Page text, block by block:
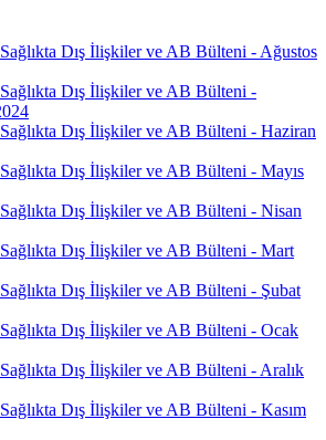
Sağlıkta Dış İlişkiler ve AB Bülteni - Ağustos
Sağlıkta Dış İlişkiler ve AB Bülteni -
Sağlıkta Dış İlişkiler ve AB Bülteni - Haziran
Dış İlişkiler ve AB Bülteni - Mayıs
Sağlıkta Dış İlişkiler ve AB Bülteni - Nisan
Sağlıkta Dış İlişkiler ve AB Bülteni - Mart
Dış İlişkiler ve AB Bülteni - Şubat
Sağlıkta Dış İlişkiler ve AB Bülteni - Ocak
Dış İlişkiler ve AB Bülteni - Aralık
Dış İlişkiler ve AB Bülteni - Kasım